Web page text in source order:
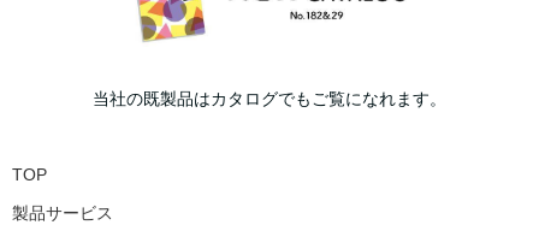
当社の既製品はカタログでもご覧になれます。
TOP
製品サービス